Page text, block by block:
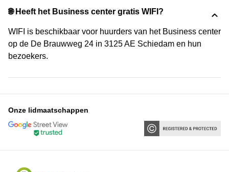
🌐 Heeft het Business center gratis WIFI?
WIFI is beschikbaar voor huurders van het Business center
op de De Brauwweg 24 in 3125 AE Schiedam en hun
bezoekers.
Onze lidmaatschappen